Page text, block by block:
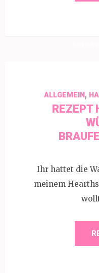
ALLGEMEIN,
REZEPT
Ihr hattet die
meinem